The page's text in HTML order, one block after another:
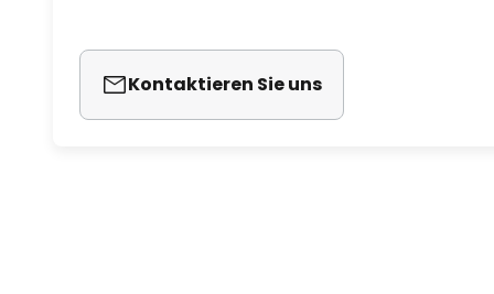
Kontaktieren Sie uns